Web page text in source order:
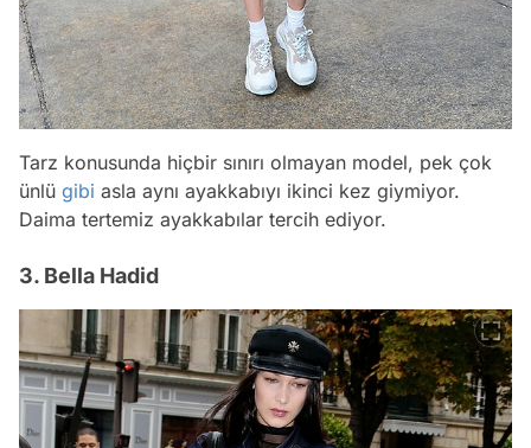
Tarz konusunda hiçbir sınırı olmayan model, pek çok
ünlü gibi asla aynı ayakkabıyı ikinci kez giymiyor.
Daima tertemiz ayakkabılar tercih ediyor.
3. Bella Hadid